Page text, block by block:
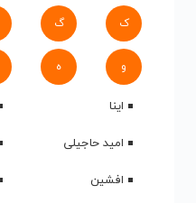
ک گ
و ه
اینا
امید حاجیلی
افشین